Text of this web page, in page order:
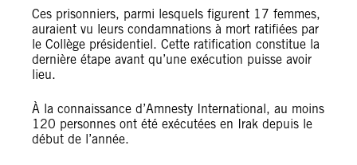
Ces prisonniers, parmi lesquels figurent 17 femmes,
auraient vu leurs condamnations à mort ratifiées par
le Collège présidentiel. Cette ratification constitue la
dernière étape avant qu’une exécution puisse avoir
lieu.
À la connaissance d’Amnesty International, au moins
120 personnes ont été exécutées en Irak depuis le
début de l’année.